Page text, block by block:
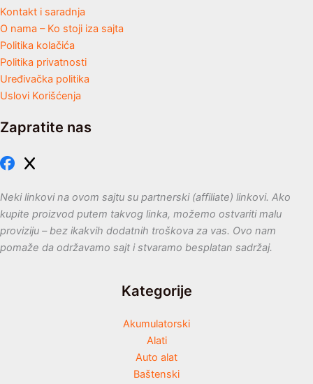
Kontakt i saradnja
O nama – Ko stoji iza sajta
Politika kolačića
Politika privatnosti
Uređivačka politika
Uslovi Korišćenja
Zapratite nas
Neki linkovi na ovom sajtu su partnerski (affiliate) linkovi. Ako
kupite proizvod putem takvog linka, možemo ostvariti malu
proviziju – bez ikakvih dodatnih troškova za vas. Ovo nam
pomaže da održavamo sajt i stvaramo besplatan sadržaj.
Kategorije
Akumulatorski
Alati
Auto alat
Baštenski